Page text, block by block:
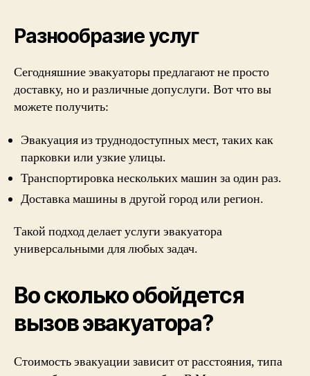
Разнообразие услуг
Сегодняшние эвакуаторы предлагают не просто
доставку, но и различные допуслуги. Вот что вы
можете получить:
Эвакуация из труднодоступных мест, таких как
парковки или узкие улицы.
Транспортировка нескольких машин за один раз.
Доставка машины в другой город или регион.
Такой подход делает услуги эвакуатора
универсальными для любых задач.
Во сколько обойдется
вызов эвакуатора?
Стоимость эвакуации зависит от расстояния, типа